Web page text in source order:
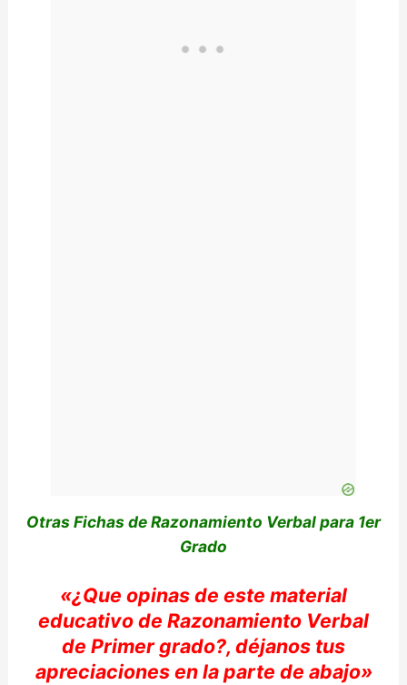
Otras Fichas de Razonamiento Verbal para 1er
Grado
«¿Que opinas de este material
educativo de Razonamiento Verbal
de Primergrado?, déjanos tus
apreciacionesen la parte de abajo»